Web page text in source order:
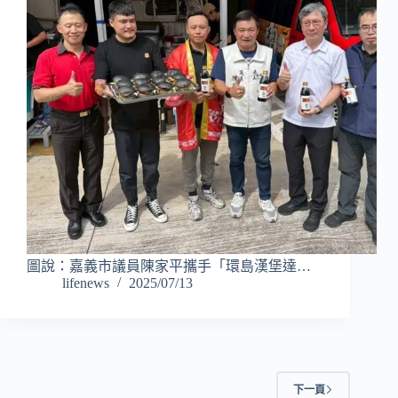
圖說：嘉義市議員陳家平攜手「環島漢堡達…
lifenews
2025/07/13
下一頁